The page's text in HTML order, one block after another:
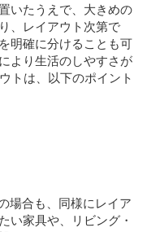
いたうえで、大きめの
、レイアウト次第で
明確に分けることも可
より生活のしやすさが
トは、以下のポイント
場合も、同様にレイア
い家具や、リビング・